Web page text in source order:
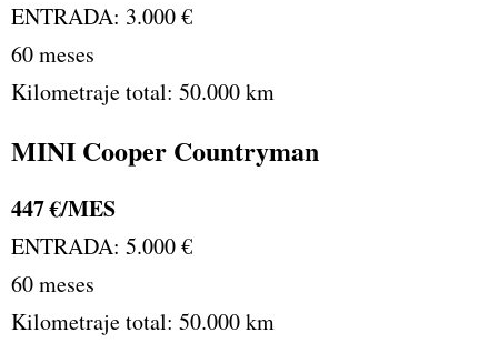
ENTRADA: 3.000 €
60 meses
Kilometraje total: 50.000 km
MINI Cooper Countryman
447 €/MES
ENTRADA: 5.000 €
60 meses
Kilometraje total: 50.000 km